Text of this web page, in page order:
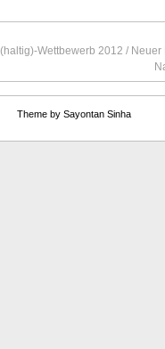
Wettbewerb 2012 / Neuer
Theme by Sayontan Sinha